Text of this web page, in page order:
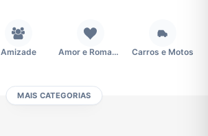
Amizade Amor e Romance Carros e Motos
MAIS CATEGORIAS